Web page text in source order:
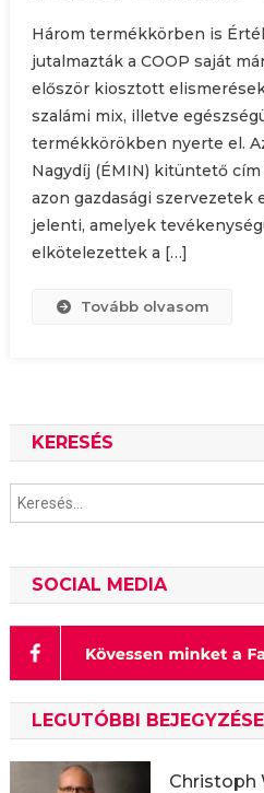
Három termékkörben is
jutalmazták a COOP saját
először kiosztott
szalámi mix, illetve
termékkörökben nyerte el.
Nagydíj (ÉMIN) kitüntető
azon gazdasági szervezetek
jelenti, amelyek
elkötelezettek a […]
Tovább olvasom
KERESÉS
SOCIAL MEDIA
LEGUTÓBBI
Christoph